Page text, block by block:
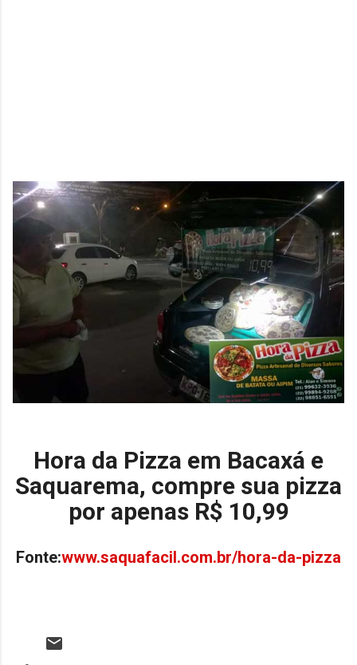
Hora da Pizza em Bacaxá e
Saquarema, compre sua pizza
por apenas R$ 10,99
Fonte:www.saquafacil.com.br/hora-da-pizza